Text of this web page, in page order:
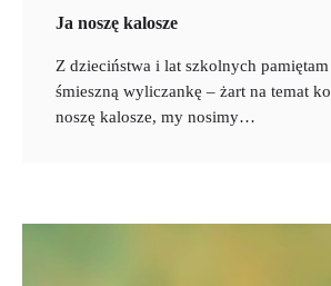
Ja noszę kalosze
Z dzieciństwa i lat szkolnych
śmieszną wyliczankę – żart na temat
noszę kalosze, my nosimy…